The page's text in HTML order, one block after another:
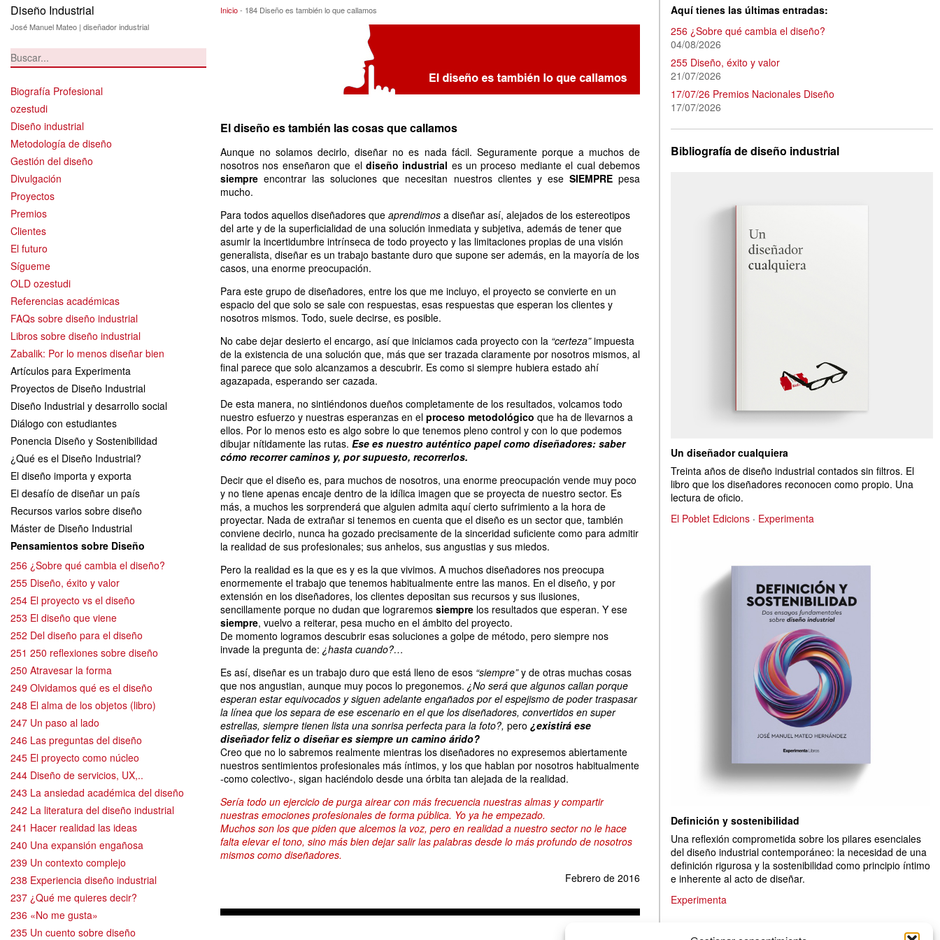
Diseño Industrial
José Manuel Mateo | diseñador industrial
Biografía Profesional
ozestudi
Diseño industrial
Metodología de diseño
Gestión del diseño
Divulgación
Proyectos
Premios
Clientes
El futuro
Sígueme
OLD ozestudi
Referencias académicas
FAQs sobre diseño industrial
Libros sobre diseño industrial
Zabalik: Por lo menos diseñar bien
Artículos para Experimenta
Proyectos de Diseño Industrial
Diseño Industrial y desarrollo social
Diálogo con estudiantes
Ponencia Diseño y Sostenibilidad
¿Qué es el Diseño Industrial?
El diseño importa y exporta
El desafío de diseñar un país
Recursos varios sobre diseño
Máster de Diseño Industrial
Pensamientos sobre Diseño
256 ¿Sobre qué cambia el diseño?
255 Diseño, éxito y valor
254 El proyecto vs el diseño
253 El diseño que viene
252 Del diseño para el diseño
251 250 reflexiones sobre diseño
250 Atravesar la forma
249 Olvidamos qué es el diseño
248 El alma de los objetos (libro)
247 Un paso al lado
246 Las preguntas del diseño
245 El proyecto como núcleo
244 Diseño de servicios, UX,..
243 La ansiedad académica del diseño
242 La literatura del diseño industrial
241 Hacer realidad las ideas
240 Una expansión engañosa
239 Un contexto complejo
238 Experiencia diseño industrial
237 ¿Qué me quieres decir?
236 «No me gusta»
235 Un cuento sobre diseño
184 Diseño es también lo que callamos
Inicio- 184 Diseño es también lo que callamos
El diseño es también las cosas que callamos
Aunque no solamos decirlo, diseñar no es nada fácil. Seguramente porque a muchos de
nosotros nos enseñaron que el diseño industrial es un proceso mediante el cual debemos
siempre encontrar las soluciones que necesitan nuestros clientes y ese SIEMPREpesa
mucho.
Para todos aquellos diseñadores que aprendimos a diseñar así, alejados de los estereotipos
del arte y de la superficialidad de una solución inmediata y subjetiva, además de tener que
asumir la incertidumbre intrínseca de todo proyecto y las limitaciones propias de una visión
generalista, diseñar es un trabajo bastante duro que supone ser además, en la mayoría de los
casos, una enorme preocupación.
Para este grupo de diseñadores, entre los que me incluyo, el proyecto se convierte en un
espacio del que solo se sale con respuestas, esas respuestas que esperan los clientes y
nosotros mismos. Todo, suele decirse, es posible.
No cabe dejar desierto el encargo, así que iniciamos cada proyecto con la “certeza”impuesta
de la existencia de una solución que, más que ser trazada claramente por nosotros mismos, al
final parece que solo alcanzamos a descubrir. Es como si siempre hubiera estado ahí
agazapada, esperando ser cazada.
De esta manera, no sintiéndonos dueños completamente de los resultados, volcamos todo
nuestro esfuerzo y nuestras esperanzas en el proceso metodológico que ha de llevarnos a
ellos. Por lo menos esto es algo sobre lo que tenemos pleno control y con lo que podemos
dibujar nítidamente las rutas. Ese es nuestro auténtico papel como diseñadores: saber
cómo recorrer caminos y, por supuesto, recorrerlos.
Decir que el diseño es, para muchos de nosotros, una enorme preocupación vende muy poco
y no tiene apenas encaje dentro de la idílica imagen que se proyecta de nuestro sector. Es
más, a muchos les sorprenderá que alguien admita aquí cierto sufrimiento a la hora de
proyectar. Nada de extrañar si tenemos en cuenta que el diseño es un sector que, también
conviene decirlo, nunca ha gozado precisamente de la sinceridad suficiente como para admitir
la realidad de sus profesionales; sus anhelos, sus angustias y sus miedos.
Pero la realidad es la que es y es la que vivimos. A muchos diseñadores nos preocupa
enormemente el trabajo que tenemos habitualmente entre las manos. En el diseño, y por
extensión en los diseñadores, los clientes depositan sus recursos y sus ilusiones,
sencillamente porque no dudan que lograremos siempre los resultados que esperan. Y ese
siempre, vuelvo a reiterar, pesa mucho en el ámbito del proyecto.
De momento logramos descubrir esas soluciones a golpe de método, pero siempre nos
invade la pregunta de: ¿hasta cuando?…
Es así, diseñar es un trabajo duro que está lleno de esos “siempre”y de otras muchas cosas
que nos angustian, aunque muy pocos lo pregonemos. ¿No será que algunos callan porque
esperan estar equivocados y siguen adelante engañados por el espejismo de poder traspasar
la línea que los separa de ese escenario en el que los diseñadores, convertidos en super
estrellas, siempre tienen lista una sonrisa perfecta para la foto?, pero ¿existirá ese
diseñador feliz o diseñar es siempre un camino árido?
Creo que no lo sabremos realmente mientras los diseñadores no expresemos abiertamente
nuestros sentimientos profesionales más íntimos, y los que hablan por nosotros habitualmente
-como colectivo-, sigan haciéndolo desde una órbita tan alejada de la realidad.
Sería todo un ejercicio de purga airear con más frecuencia nuestras almas y compartir
nuestras emociones profesionales de forma pública. Yo ya he empezado.
Muchos son los que piden que alcemos la voz, pero en realidad a nuestro sector no le hace
falta elevar el tono, sino más bien dejar salir las palabras desde lo más profundo de nosotros
mismos como diseñadores.
Febrero de 2016
Aquí tienes las últimas entradas:
256 ¿Sobre qué cambia el diseño?
04/08/2026
255 Diseño, éxito y valor
21/07/2026
17/07/26 Premios Nacionales Diseño
17/07/2026
Bibliografía de diseño industrial
Un diseñador cualquiera
Treinta años de diseño industrial contados sin filtros. El
libro que los diseñadores reconocen como propio. Una
lectura de oficio.
El Poblet Edicions · Experimenta
Definición y sostenibilidad
Una reflexión comprometida sobre los pilares esenciales
del diseño industrial contemporáneo: la necesidad de una
definición rigurosa y la sostenibilidad como principio íntimo
e inherente al acto de diseñar.
Experimenta